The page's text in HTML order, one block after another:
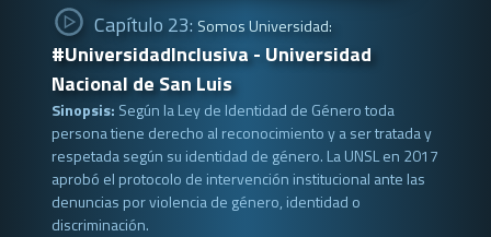
Capítulo 23: Somos Universidad:
#UniversidadInclusiva - Universidad
Nacional de San Luis
Sinopsis: Según la Ley de Identidad de Género toda
persona tiene derecho al reconocimiento y a ser tratada y
respetada según su identidad de género. La UNSL en 2017
aprobó el protocolo de intervención institucional ante las
denuncias por violencia de género, identidad o
discriminación.